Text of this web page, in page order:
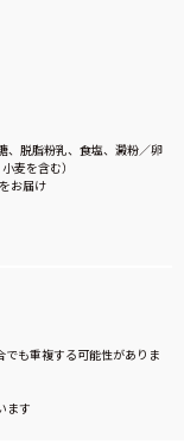
、脱脂粉乳、食塩、澱粉／卵
麦を含む）
お届け
も重複する可能性がありま
ます